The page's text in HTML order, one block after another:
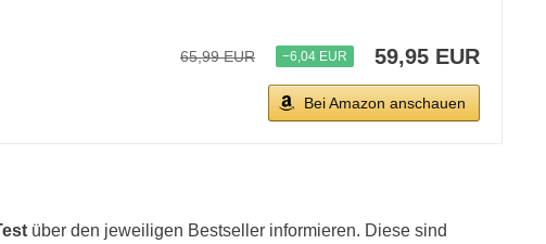
65,99 EUR −6,04 EUR 59,95 EUR
Bei Amazon anschauen
über den jeweiligen Bestseller informieren. Diese sind